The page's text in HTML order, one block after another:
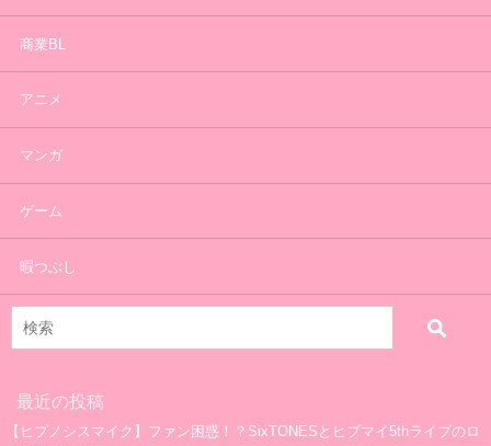
商業BL
アニメ
マンガ
ゲーム
暇つぶし
最近の投稿
【ヒプノシスマイク】ファン困惑！？SixTONESとヒプマイ5thライブのロ